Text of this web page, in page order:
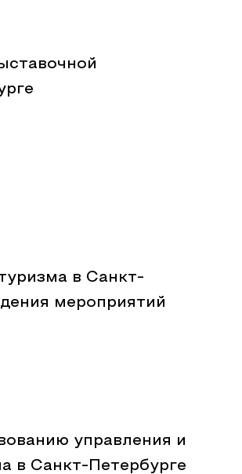
в Санкт-
мероприятий
управления и
в Санкт-Петербурге